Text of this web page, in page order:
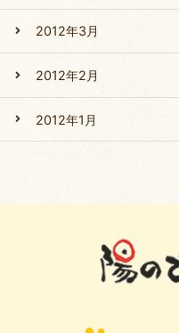
2012年3月
2012年2月
2012年1月